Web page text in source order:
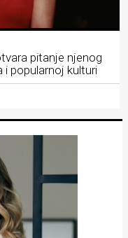
pitanje njenog
popularnoj kulturi